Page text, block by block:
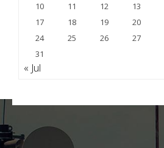
10
11 12 13
17
18 19 20
24
25 26 27
31
« Jul